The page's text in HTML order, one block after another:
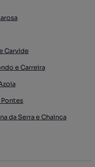
Carvide
e Carreira
da Serra e Chainça